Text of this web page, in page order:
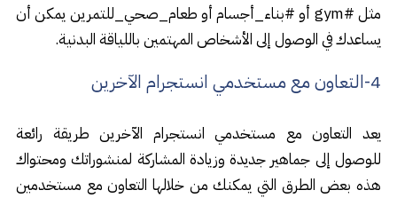
مثل #gymأو #بناء_أجسام أو طعام_صحي_للتمرين يمكن أن
يساعدك في الوصول إلى الأشخاص المهتمين باللياقة البدنية.
4-التعاون مع مستخدمي انستجرام الآخرين
يعد التعاون مع مستخدمي انستجرام الآخرين طريقة رائعة
للوصول إلى جماهير جديدة وزيادة المشاركة لمنشوراتك ومحتواك
هذه بعض الطرق التي يمكنك من خلالها التعاون مع مستخدمين